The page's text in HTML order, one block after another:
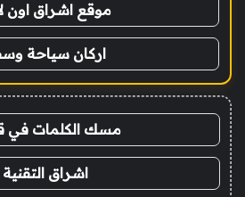
موقع اشراق اون
اركان سياحة
مسك الكلمات في
اشراق التقنية